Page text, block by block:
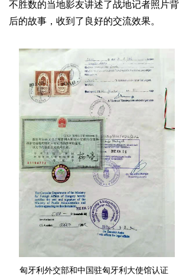
不胜数的当地影友讲述了战地记者照片背
后的故事，收到了良好的交流效果。
匈牙利外交部和中国驻匈牙利大使馆认证